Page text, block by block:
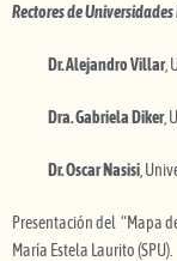
Rectores de
Dr. Alejandro Villar,
Dra. Gabriela Diker,
Dr. Oscar Nasisi ,
Presentación del “Mapa
María Estela Laurito (SPU).